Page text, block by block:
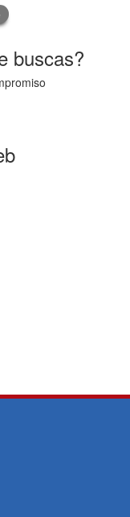
buscas?